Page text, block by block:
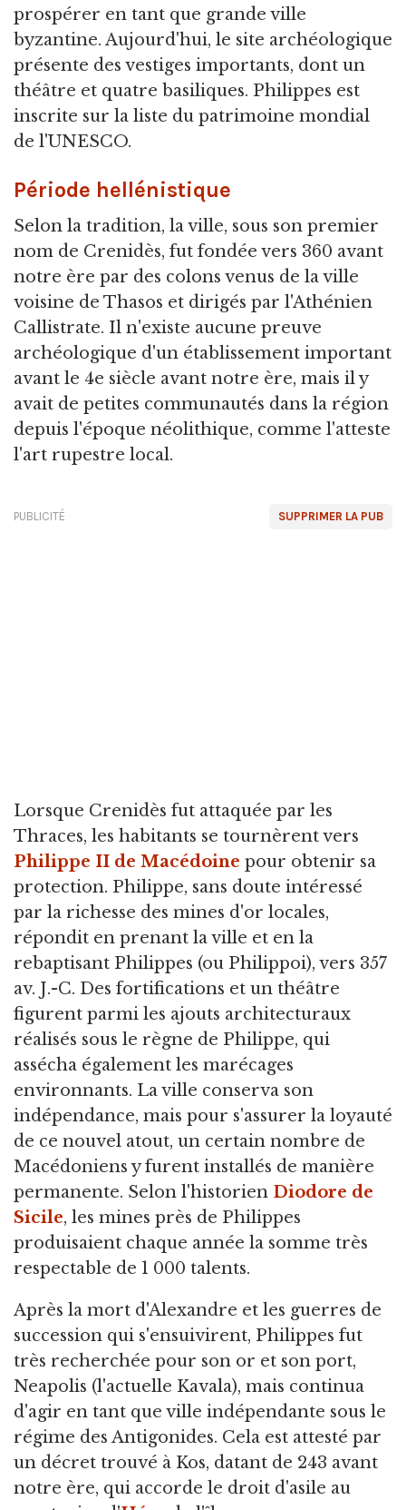
prospérer en tant que grande ville
byzantine. Aujourd'hui, le site archéologique
présente des vestiges importants, dont un
théâtre et quatre basiliques. Philippes est
inscrite sur la liste du patrimoine mondial
de l'UNESCO.
Période hellénistique
Selon la tradition, la ville, sous son premier
nom de Crenidès, fut fondée vers 360 avant
notre ère par des colons venus de la ville
voisine de Thasos et dirigés par l'Athénien
Callistrate. Il n'existe aucune preuve
archéologique d'un établissement important
avant le 4e siècle avant notre ère, mais il y
avait de petites communautés dans la région
depuis l'époque néolithique, comme l'atteste
l'art rupestre local.
SUPPRIMER LA PUB
PUBLICITÉ
Lorsque Crenidès fut attaquée par les
Thraces, les habitants se tournèrent vers
Philippe II de Macédoine pour obtenir sa
protection. Philippe, sans doute intéressé
par la richesse des mines d'or locales,
répondit en prenant la ville et en la
rebaptisant Philippes (ou Philippoi), vers 357
av. J.-C. Des fortifications et un théâtre
figurent parmi les ajouts architecturaux
réalisés sous le règne de Philippe, qui
assécha également les marécages
environnants. La ville conserva son
indépendance, mais pour s'assurer la loyauté
de ce nouvel atout, un certain nombre de
Macédoniens y furent installés de manière
permanente. Selon l'historien Diodore de
Sicile, les mines près de Philippes
produisaient chaque année la somme très
respectable de 1 000 talents.
Après la mort d'Alexandre et les guerres de
succession qui s'ensuivirent, Philippes fut
très recherchée pour son or et son port,
Neapolis (l'actuelle Kavala), mais continua
d'agir en tant que ville indépendante sous le
régime des Antigonides. Cela est attesté par
un décret trouvé à Kos, datant de 243 avant
notre ère, qui accorde le droit d'asile au